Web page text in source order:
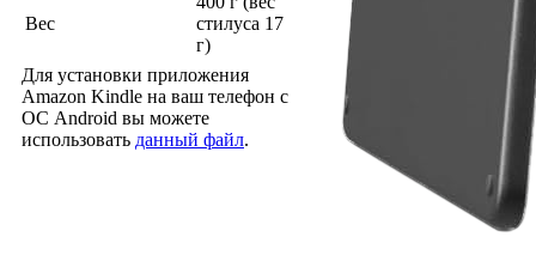
Вес
стилуса 17
г)
Для установки приложения
Amazon Kindle на ваш телефон с
ОС Android вы можете
использовать данный файл.